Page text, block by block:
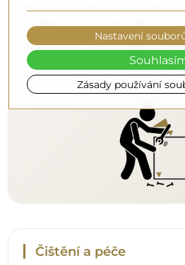
specializované přípravky, dbejte
pH (kolem 7). Vyhněte se silným
obsahujícím ocet, čpavek nebo
si zrcadlo zachová krásný odraz po
Chcete se dozvědět více?
Nabízíme službu doručení až
Zásady používání
Nastavení